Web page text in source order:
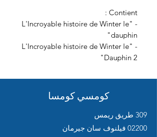
Contient :
- "L'Incroyable histoire de Winter le
dauphin"
- "L'Incroyable histoire de Winter le
Dauphin 2"
كومسي كومسا
309 طريق ريمس
02200 فيلنوف سان جيرمان